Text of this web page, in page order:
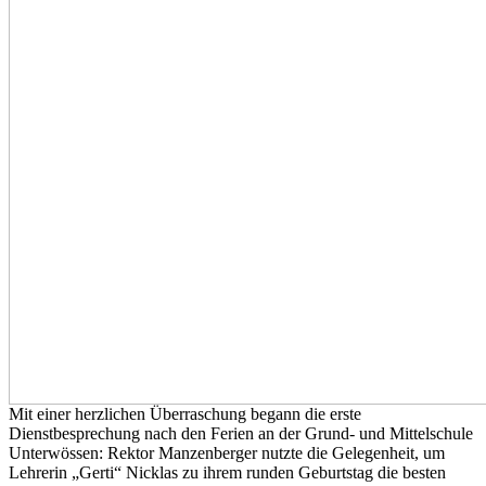
Mit einer herzlichen Überraschung begann die erste
Dienstbesprechung nach den Ferien an der Grund- und Mittelschule
Unterwössen: Rektor Manzenberger nutzte die Gelegenheit, um
Lehrerin „Gerti“ Nicklas zu ihrem runden Geburtstag die besten